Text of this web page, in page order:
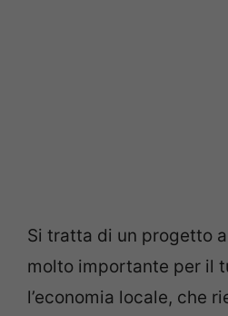
Si tratta di un progetto
molto importante per il
l’economia locale, che